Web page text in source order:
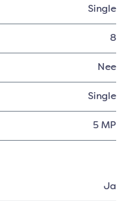
Single
8
Nee
Single
5 MP
Ja